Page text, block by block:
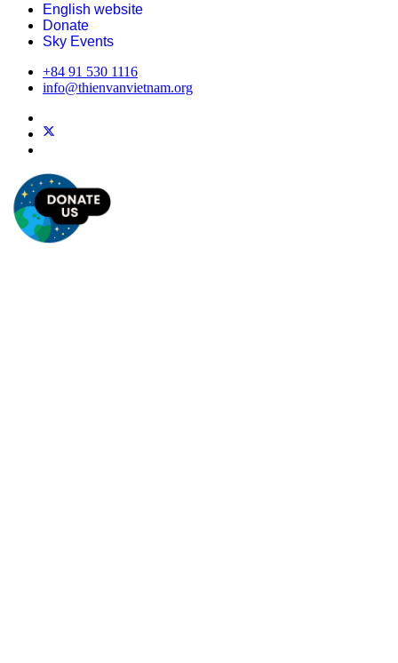
English website
Donate
Sky Events
+84 91 530 1116
info@thienvanvietnam.org